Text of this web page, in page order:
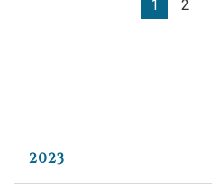
1 2
2023